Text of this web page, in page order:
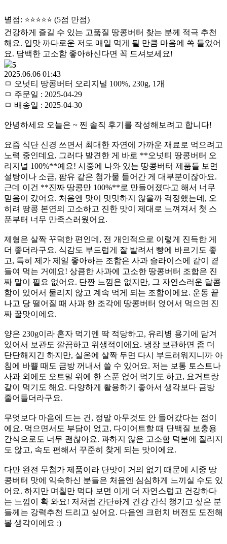
별점: ⭐⭐⭐⭐⭐ (5점 만점)
건강하게 즐길 수 있는 고품질 땅콩버터 찾는 분께 적극 추천
해요. 입맛 까다로운 저도 매일 먹게 될 만큼 마음에 쏙 들었어
요. 담백한 고소함 좋아하신다면 꼭 드셔보세요!
5
2025.06.06 01:43
ㅁ 오넛티 땅콩버터 오리지널 100%, 230g, 1개
ㅁ 주문일 : 2025-04-29
ㅁ 배송일 : 2025-04-30
안녕하세요 오늘은 ~ 찐 솔직 후기를 작성해보려고 합니다!
요즘 식단 신경 쓰면서 최대한 자연에 가까운 재료로 먹으려고
노력 중인데요, 그러다 발견한 게 바로 **오넛티 땅콩버터 오
리지널 100%**예요! 시중에 나와 있는 땅콩버터 제품들 보면
설탕이나 소금, 팜유 같은 첨가물 들어간 게 대부분이잖아요.
근데 이건 **진짜 땅콩만 100%**로 만들어졌다고 해서 너무
믿음이 갔어요. 처음엔 맛이 밋밋하지 않을까 걱정했는데, 오
히려 땅콩 본연의 고소하고 진한 맛이 제대로 느껴져서 첫 스
푼부터 너무 만족스러웠어요.
제형은 살짝 꾸덕한 편인데, 전 개인적으로 이렇게 진득한 게
더 좋더라구요. 식감도 부드럽게 잘 발려서 빵에 바르기도 좋
고, 특히 제가 제일 좋아하는 조합은 사과 슬라이스에 같이 곁
들여 먹는 거예요! 상큼한 사과에 고소한 땅콩버터 조합은 진
짜 말이 필요 없어요. 단짠 느낌은 없지만, 그 자연스러운 달콤
함이 있어서 물리지 않고 계속 먹게 되는 조합이에요. 운동 끝
나고 당 떨어질 때 사과 한 조각에 땅콩버터 얹어서 먹으면 진
짜 꿀맛이에요.
양은 230g이라 혼자 먹기엔 딱 적당하고, 유리병 용기에 담겨
있어서 보관도 깔끔하고 위생적이에요. 냉장 보관하면 좀 더
단단해지긴 하지만, 실온에 살짝 두면 다시 부드러워지니까 아
침에 바쁠 때도 금방 꺼내서 쓸 수 있어요. 저는 보통 토스트나
사과 외에도 오트밀 위에 한 스푼 얹어 먹기도 하고, 요거트랑
같이 먹기도 해요. 다양하게 활용하기 좋아서 생각보다 금방
줄어들더라구요.
무엇보다 마음에 드는 건, 정말 아무것도 안 들어갔다는 점이
에요. 먹으면서도 부담이 없고, 다이어트할 때 단백질 보충용
간식으로도 너무 괜찮아요. 과하지 않은 고소함 덕분에 질리지
도 않고, 속도 편해서 꾸준히 찾게 되는 맛이에요.
다만 완전 무첨가 제품이라 단맛이 거의 없기 때문에 시중 땅
콩버터 맛에 익숙하신 분들은 처음엔 심심하게 느끼실 수도 있
어요. 하지만 며칠만 먹다 보면 이게 더 자연스럽고 건강하다
는 느낌이 확 와요! 저처럼 간단하게 건강 간식 챙기고 싶은 분
들께는 강력추천 드리고 싶어요. 다음엔 크런치 버전도 도전해
볼 생각이에요 :)